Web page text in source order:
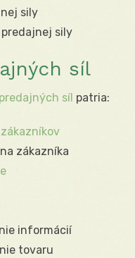
sily
sily
síl
síl patria:
zákazníka
informácií
tovaru